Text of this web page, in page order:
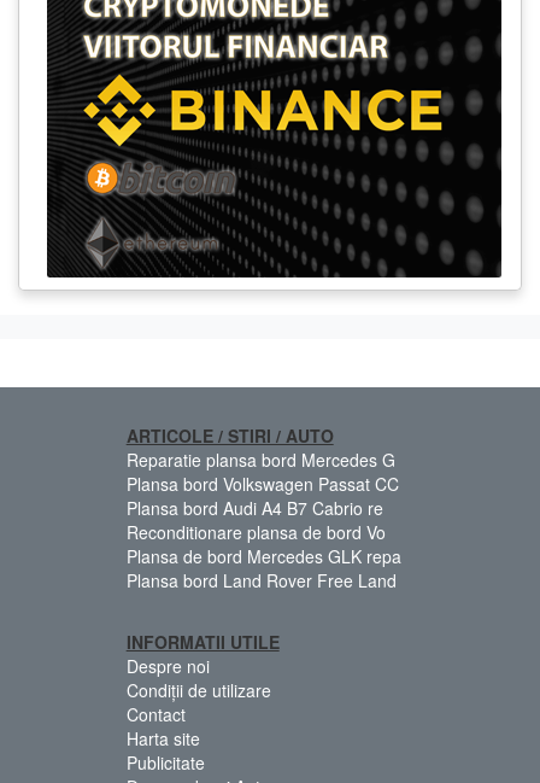
ARTICOLE / STIRI / AUTO
Reparatie plansa bord Mercedes G
Plansa bord Volkswagen Passat CC
Plansa bord Audi A4 B7 Cabrio re
Reconditionare plansa de bord Vo
Plansa de bord Mercedes GLK repa
Plansa bord Land Rover Free Land
INFORMATII UTILE
Despre noi
Condiții de utilizare
Contact
Harta site
Publicitate